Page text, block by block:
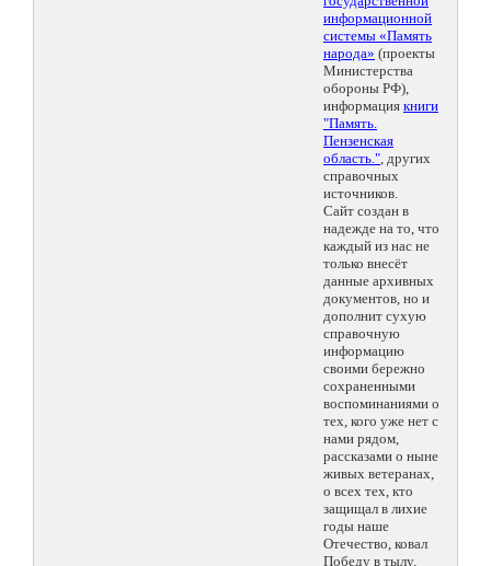
информационной
системы «Память
народа» (проекты
Министерства
обороны РФ),
информация книги
"Память.
Пензенская
область.", других
справочных
источников.
Сайт создан в
надежде на то, что
каждый из нас не
только внесёт
данные архивных
документов, но и
дополнит сухую
справочную
информацию
своими бережно
сохраненными
воспоминаниями о
тех, кого уже нет с
нами рядом,
рассказами о ныне
живых ветеранах,
о всех тех, кто
защищал в лихие
годы наше
Отечество, ковал
Победу в тылу,